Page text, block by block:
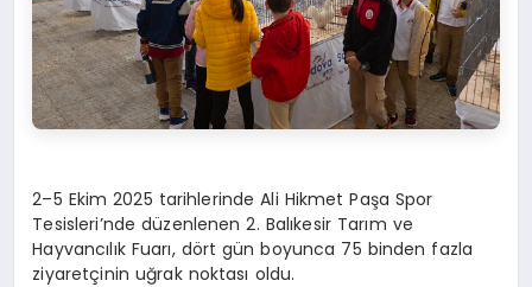
2–5 Ekim 2025 tarihlerinde Ali Hikmet Paşa Spor
Tesisleri’nde düzenlenen 2. Balıkesir Tarım ve
Hayvancılık Fuarı, dört gün boyunca 75 binden fazla
ziyaretçinin uğrak noktası oldu.